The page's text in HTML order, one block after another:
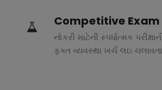
Competitive Exam
નોકરી માટેની સ્પર્ધાત્મક
ફક્ત વ્યવસ્થા ખર્ચ લઇ ચલાવતા